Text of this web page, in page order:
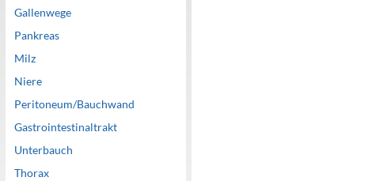
Gallenwege
Pankreas
Milz
Niere
Peritoneum/Bauchwand
Gastrointestinaltrakt
Unterbauch
Thorax